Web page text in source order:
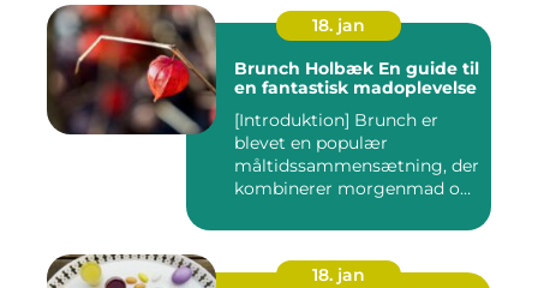
18. jan
Brunch Holbæk En guide til
en fantastisk madoplevelse
[Introduktion] Brunch er
blevet en populær
måltidssammensætning, der
kombinerer morgenmad og
18. jan